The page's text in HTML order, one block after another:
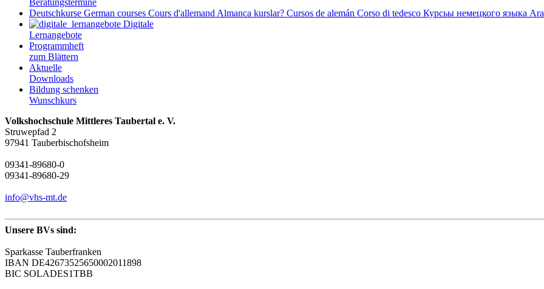
Deutschkurse German courses Cours d'allemand Almanca kurslar? Cursos de alemán Corso di tedesco Курсьы немецкого яэыка
Digitale
Lernangebote
Programmheft
zum Blättern
Aktuelle
Downloads
Bildung schenken
Wunschkurs
Volkshochschule Mittleres Taubertal e. V.
Struwepfad 2
97941 Tauberbischofsheim
09341-89680-0
09341-89680-29
info@vhs-mt.de
Unsere BVs sind:
Sparkasse Tauberfranken
IBAN DE42673525650002011898
BIC SOLADES1TBB